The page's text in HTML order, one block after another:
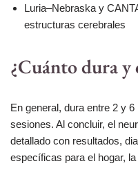
Luria–Nebraska y
estructuras cerebrales
¿Cuánto dura y
En general, dura entre 2 y
sesiones. Al concluir, el
detallado con resultados,
específicas para el hogar,